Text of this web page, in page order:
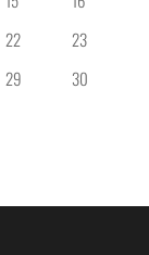
22
23
29
30